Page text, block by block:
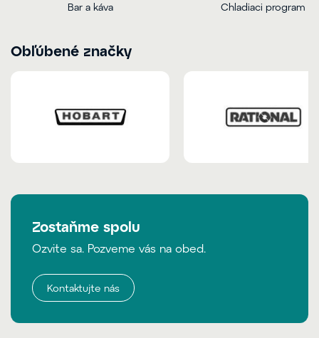
Bar a káva Chladiaci program
Obľúbené značky
Zostaňme spolu
Ozvite sa. Pozveme vás na obed.
Kontaktujte nás